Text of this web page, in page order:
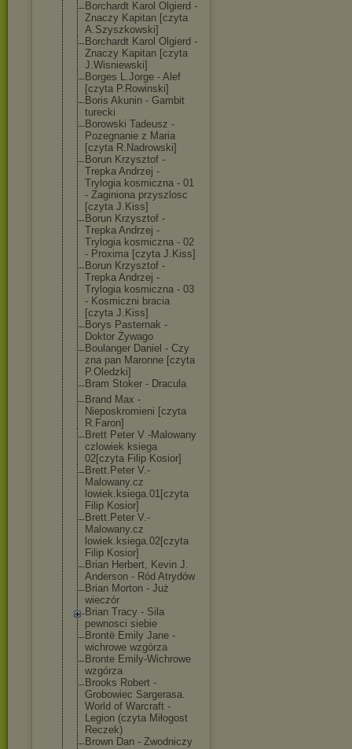
Borchardt Karol Olgierd -
Znaczy Kapitan [czyta
A.Szyszkowski]
Borchardt Karol Olgierd -
Znaczy Kapitan [czyta
J.Wisniewski]
Borges L.Jorge - Alef
[czyta P.Rowinski]
Boris Akunin - Gambit
turecki
Borowski Tadeusz -
Pozegnanie z Maria
[czyta R.Nadrowski]
Borun Krzysztof -
Trepka Andrzej -
Trylogia kosmiczna - 01
- Zaginiona przyszlosc
[czyta J.Kiss]
Borun Krzysztof -
Trepka Andrzej -
Trylogia kosmiczna - 02
- Proxima [czyta J.Kiss]
Borun Krzysztof -
Trepka Andrzej -
Trylogia kosmiczna - 03
- Kosmiczni bracia
[czyta J.Kiss]
Borys Pasternak -
Doktor Żywago
Boulanger Daniel - Czy
zna pan Maronne [czyta
P.Oledzki]
Bram Stoker - Dracula
Brand Max -
Nieposkromieni [czyta
R.Faron]
Brett Peter V -Malowany
czlowiek ksiega
02[czyta Filip Kosior]
Brett.Peter V.-
Malowany.cz
lowiek.ksiega.01[czyta
Filip Kosior]
Brett.Peter V.-
Malowany.cz
lowiek.ksiega.02[czyta
Filip Kosior]
Brian Herbert, Kevin J.
Anderson - Ród Atrydów
Brian Morton - Już
wieczór
Brian Tracy - Sila
pewnosci siebie
Brontë Emily Jane -
wichrowe wzgórza
Bronte Emily-Wichrowe
wzgórza
Brooks Robert -
Grobowiec Sargerasa.
World of Warcraft -
Legion (czyta Miłogost
Reczek)
Brown Dan - Zwodniczy